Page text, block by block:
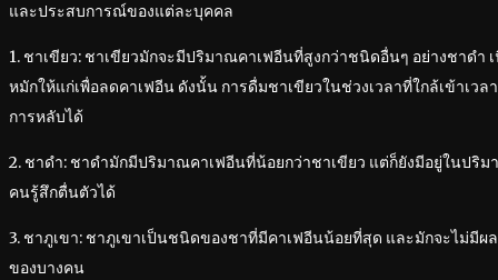
และประสบการณ์ของแต่ละบุคคล
1. ชาเขียว: ชาเขียวมักจะมีปริมาณคาเฟอีนที่สูงกว่าชนิดอื่นๆ อย่างชาดำ
หมักให้แก่เพื่อลดคาเฟอีน ดังนั้น การดื่มชาเขียวในช่วงเวลาที่ใกล้เข้าเว
การหลับได้
2. ชาดำ: ชาดำมักมีปริมาณคาเฟอีนที่น้อยกว่าชาเขียว แต่ก็ยังมีอยู่ในปริ
คนรู้สึกตื่นตัวได้
3. ชาภูเขา: ชาภูเขาเป็นชนิดของชาที่มีคาเฟอีนน้อยที่สุด และมักจะไม่มี
ของบางคน